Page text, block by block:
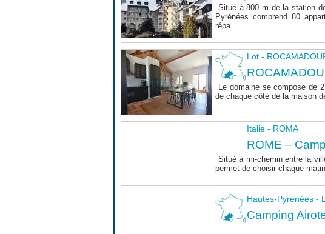
Situé à 800 m de la station
Pyrénées comprend 80
répa...
Lot -
Le domaine se compose de
de chaque côté de la maison
Italie - ROMA
ROME –
Situé à mi-chemin entre la
permet de choisir chaque
Hautes-Pyrénées -
Camping